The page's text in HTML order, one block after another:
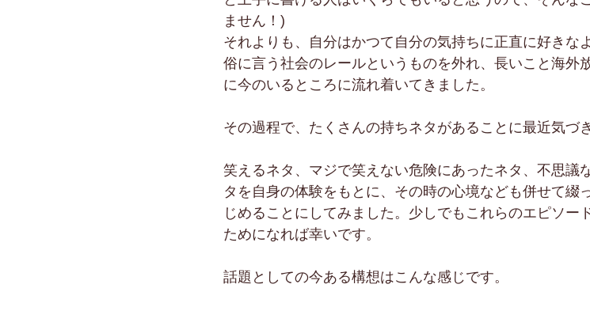
ません！)
それよりも、自分はかつて自分の気持ちに正直に好きな
俗に言う社会のレールというものを外れ、長いこと海外
に今のいるところに流れ着いてきました。
その過程で、たくさんの持ちネタがあることに最近気づ
笑えるネタ、マジで笑えない危険にあったネタ、不思議
タを自身の体験をもとに、その時の心境なども併せて綴
じめることにしてみました。少しでもこれらのエピソー
ためになれば幸いです。
話題としての今ある構想はこんな感じです。